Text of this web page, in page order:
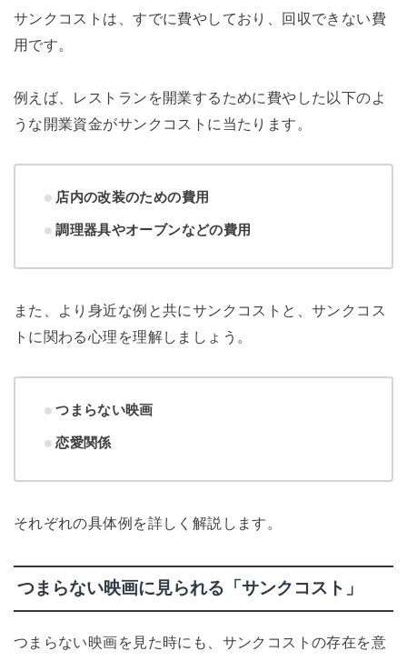
サンクコストは、すでに費やしており、回収できない費
用です。
例えば、レストランを開業するために費やした以下のよ
うな開業資金がサンクコストに当たります。
店内の改装のための費用
調理器具やオーブンなどの費用
また、より身近な例と共にサンクコストと、サンクコス
トに関わる心理を理解しましょう。
つまらない映画
恋愛関係
それぞれの具体例を詳しく解説します。
つまらない映画に見られる「サンクコスト」
つまらない映画を見た時にも、サンクコストの存在を意